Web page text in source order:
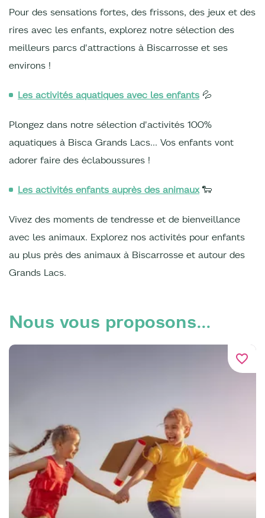
Pour des sensations fortes, des frissons, des jeux et des
rires avec les enfants, explorez notre sélection des
meilleurs parcs d'attractions à Biscarrosse et ses
environs !
Les activités aquatiques avec les enfants 💦
Plongez dans notre sélection d'activités 100%
aquatiques à Bisca Grands Lacs... Vos enfants vont
adorer faire des éclaboussures !
Les activités enfants auprès des animaux 🐑
Vivez des moments de tendresse et de bienveillance
avec les animaux. Explorez nos activités pour enfants
au plus près des animaux à Biscarrosse et autour des
Grands Lacs.
Nous vous proposons...
favorite_border